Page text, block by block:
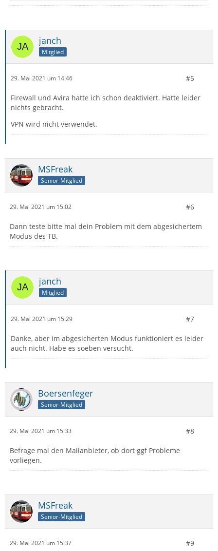
janch
Mitglied
29. Mai 2021 um 14:46 #5
Firewall und Avira hatte ich schon deaktiviert. Hatte leider
nichts gebracht.
VPN wird nicht verwendet.
MSFreak
Senior-Mitglied
29. Mai 2021 um 15:02 #6
Dann teste bitte mal dein Problem mit dem abgesichertem
Modus des TB.
janch
Mitglied
29. Mai 2021 um 15:29 #7
Danke, aber im abgesicherten Modus funktioniert es leider
auch nicht. Habe es soeben versucht.
Boersenfeger
Senior-Mitglied
29. Mai 2021 um 15:33 #8
Befrage mal den Mailanbieter, ob dort ggf Probleme
vorliegen.
MSFreak
Senior-Mitglied
29. Mai 2021 um 15:37 #9